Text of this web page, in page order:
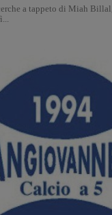
a tappeto di Miah